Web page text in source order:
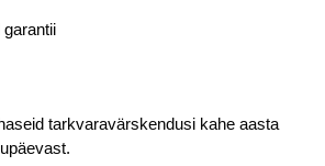
garantii
tarkvaravärskendusi kahe aasta